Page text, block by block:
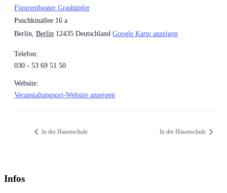
Figurentheater Grashüpfer
Puschkinallee 16 a
Berlin Berlin 12435 Deutschland Google Karte anzeigen
Telefon:
030 - 53 69 51 50
Website:
Veranstaltungsort-Website anzeigen
In der Hasenschule In der Hasenschule
Infos